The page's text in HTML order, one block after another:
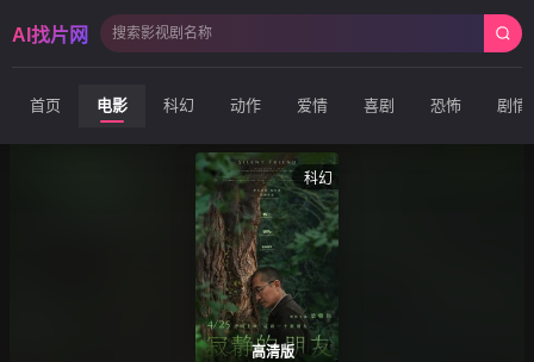
AI找片网
首页 电影 科幻 动作 爱情 喜剧 恐怖 剧情
科幻
高清版